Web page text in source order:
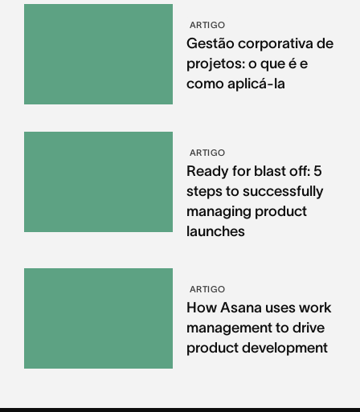
ARTIGO
Gestão corporativa de
projetos: o que é e
como aplicá-la
ARTIGO
Ready for blast off: 5
steps to successfully
managing product
launches
ARTIGO
How Asana uses work
management to drive
product development